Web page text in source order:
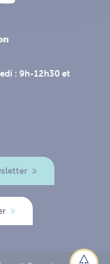
: 9h-12h30 et